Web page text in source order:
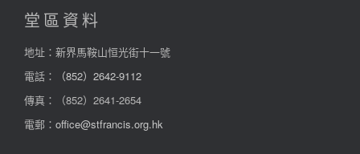
堂區資料
地址：新界馬鞍山恒光街十一號
電話：
（852）2642-9112
傳真：（852）2641-2654
電郵： office@stfrancis.org.hk